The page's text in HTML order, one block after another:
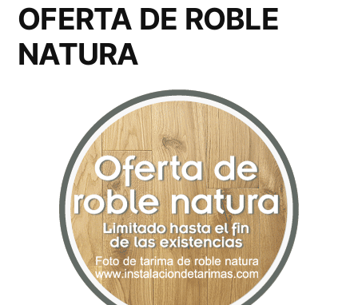
OFERTA DE ROBLE
NATURA